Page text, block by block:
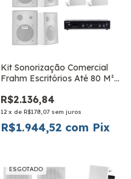
Kit Sonorização Comercial
Frahm Escritórios Até 80 M²
R$2.136,84
12 x de R$178,07 sem juros
R$1.944,52 com Pix
ESGOTADO